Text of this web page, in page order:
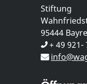
Stiftung
95444
+ 49 921-